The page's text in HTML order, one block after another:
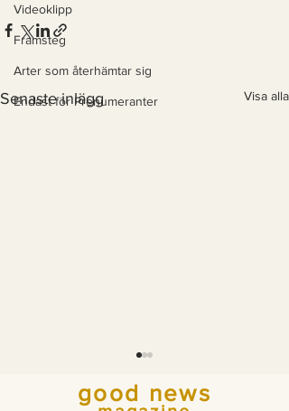
Videoklipp
Framsteg
Arter som återhämtar sig
Endast för Prenumeranter
Senaste inlägg Visa alla
good news